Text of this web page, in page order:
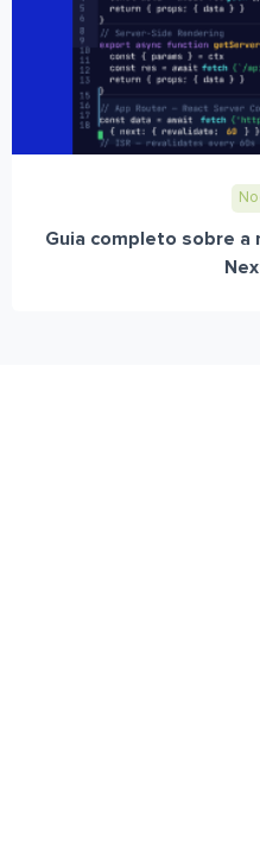
Guia completo sobre a